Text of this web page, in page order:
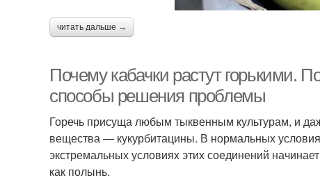
читать дальше →
Почему кабачки растут горькими.
способы решения проблемы
Горечь присуща любым тыквенным культурам, и
вещества — кукурбитацины. В нормальных
экстремальных условиях этих соединений
как полынь.